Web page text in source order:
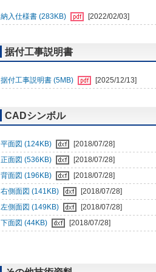
納入仕様書 (283KB) [2022/02/03]
据付工事説明書
据付工事説明書 (5MB) [2025/12/13]
CADシンボル
平面図 (124KB)
[2018/07/28]
正面図 (536KB)
[2018/07/28]
背面図 (196KB)
[2018/07/28]
右側面図 (141KB)
[2018/07/28]
左側面図 (149KB)
[2018/07/28]
下面図 (44KB)
[2018/07/28]